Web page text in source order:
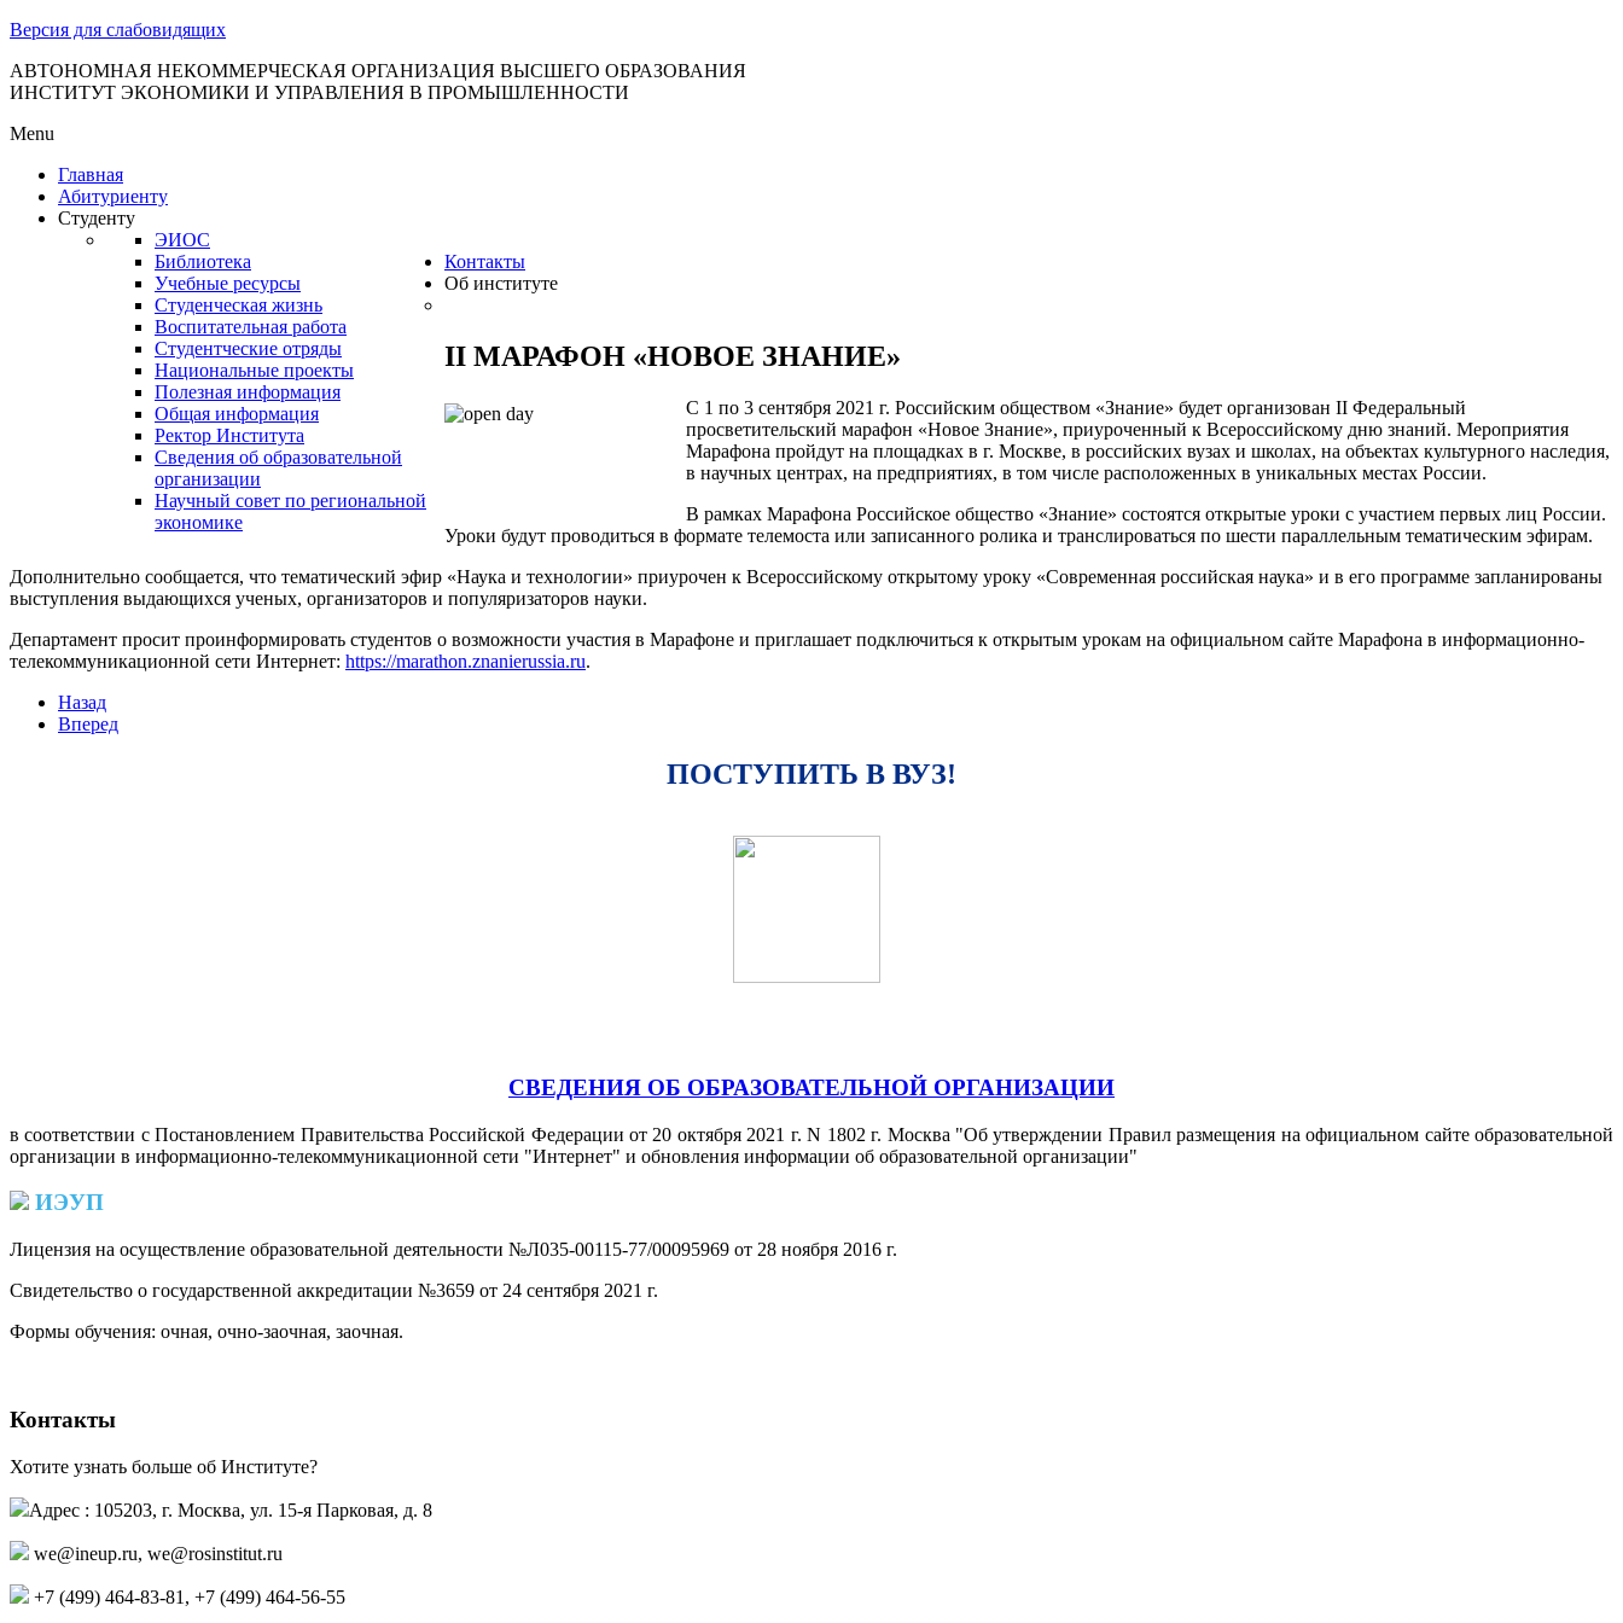
Версия для слабовидящих
АВТОНОМНАЯ НЕКОММЕРЧЕСКАЯ ОРГАНИЗАЦИЯ ВЫСШЕГО ОБРАЗОВАНИЯ
ИНСТИТУТ ЭКОНОМИКИ И УПРАВЛЕНИЯ В ПРОМЫШЛЕННОСТИ
Menu
Главная
Абитуриенту
Студенту
ЭИОС
Библиотека
Учебные ресурсы
Студенческая жизнь
Воспитательная работа
Студентческие отряды
Национальные проекты
Полезная информация
Контакты
Об институте
Общая информация
Ректор Института
Сведения об образовательной
организации
Научный совет по региональной
экономике
II МАРАФОН «НОВОЕ ЗНАНИЕ»
С 1 по 3 сентября 2021 г. Российским обществом «Знание» будет организован II Федеральный
просветительский марафон «Новое Знание», приуроченный к Всероссийскому дню знаний. Мероприятия
Марафона пройдут на площадках в г. Москве, в российских вузах и школах, на объектах культурного наследия,
в научных центрах, на предприятиях, в том числе расположенных в уникальных местах России.
В рамках Марафона Российское общество «Знание» состоятся открытые уроки с участием первых лиц России.
Уроки будут проводиться в формате телемоста или записанного ролика и транслироваться по шести параллельным тематическим эфирам.
Дополнительно сообщается, что тематический эфир «Наука и технологии» приурочен к Всероссийскому открытому уроку «Современная российская наука» и в его программе запланированы
выступления выдающихся ученых, организаторов и популяризаторов науки.
Департамент просит проинформировать студентов о возможности участия в Марафоне и приглашает подключиться к открытым урокам на официальном сайте Марафона в информационно-
телекоммуникационной сети Интернет: https://marathon.znanierussia.ru.
Назад
Вперед
ПОСТУПИТЬ В ВУЗ!
СВЕДЕНИЯ ОБ ОБРАЗОВАТЕЛЬНОЙ ОРГАНИЗАЦИИ
в соответствии с Постановлением Правительства Российской Федерации от 20 октября 2021 г. N 1802 г. Москва "Об утверждении Правил размещения на официальном сайте образовательной
организации в информационно-телекоммуникационной сети "Интернет" и обновления информации об образовательной организации"
ИЭУП
Лицензия на осуществление образовательной деятельности №Л035-00115-77/00095969 от 28 ноября 2016 г.
Свидетельство о государственной аккредитации №3659 от 24 сентября 2021 г.
Формы обучения: очная, очно-заочная, заочная.
Контакты
Хотите узнать больше об Институте?
Адрес : 105203, г. Москва, ул. 15-я Парковая, д. 8
,
+7 (499) 464-83-81, +7 (499) 464-56-55